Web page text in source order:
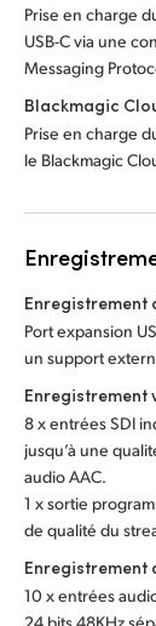
Prise en charge
USB-C via une
Messaging
Blackmagic
Prise en charge
le Blackmagic
Enregistrement
Port expansion
un support
Enregistrement
8 x entrées SDI
jusqu’à une
audio AAC.
1 x sortie
de qualité du
Enregistrement
10 x entrées